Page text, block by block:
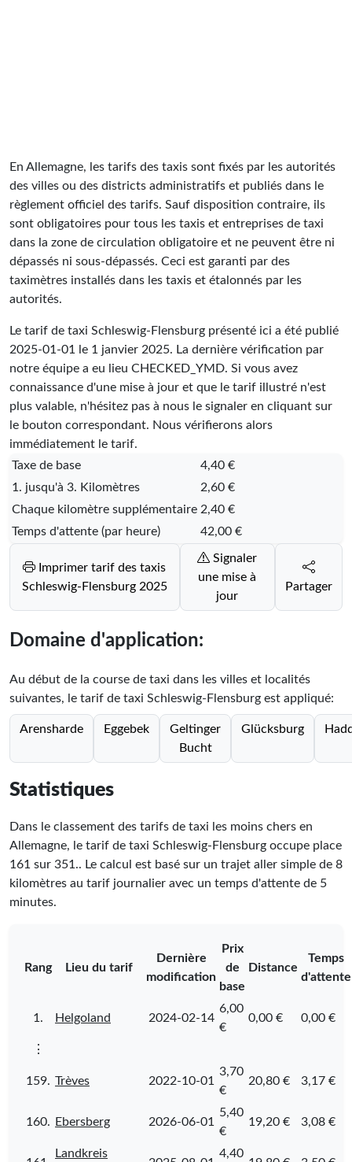
En Allemagne, les tarifs des taxis sont fixés par les autorités
des villes ou des districts administratifs et publiés dans le
règlement officiel des tarifs. Sauf disposition contraire, ils
sont obligatoires pour tous les taxis et entreprises de taxi
dans la zone de circulation obligatoire et ne peuvent être ni
dépassés ni sous-dépassés. Ceci est garanti par des
taximètres installés dans les taxis et étalonnés par les
autorités.
Le tarif de taxi Schleswig-Flensburg présenté ici a été publié
2025-01-01
le 1 janvier 2025. La dernière vérification par
notre équipe a eu lieu CHECKED_YMD. Si vous avez
connaissance d'une mise à jour et que le tarif illustré n'est
plus valable, n'hésitez pas à nous le signaler en cliquant sur
le bouton correspondant. Nous vérifierons alors
immédiatement le tarif.
Taxe de base
4,40 €
1. jusqu'à 3. Kilomètres
2,60 €
Chaque kilomètre supplémentaire 2,40 €
Temps d'attente (par heure)
42,00 €
Schleswig-Flensburg 2025
Signaler
une mise à
jour
Partager
Domaine d'application:
Au début de la course de taxi dans les villes et localités
suivantes, le tarif de taxi Schleswig-Flensburg est appliqué:
Arensharde Eggebek
Geltinger
Bucht
Glücksburg
Statistiques
Dans le classement des tarifs de taxi les moins chers en
Allemagne, le tarif de taxi Schleswig-Flensburg occupe place
161 sur 351.. Le calcul est basé sur un trajet aller simple de 8
kilomètres au tarif journalier avec un temps d'attente de 5
minutes.
Rang Lieu du tarif
Dernière
modification
Prix
de
base
Distance
Temps
d'attente
1. Helgoland 2024-02-14
6,00
€
0,00 € 0,00 €
⋮
159. Trèves 2022-10-01
3,70
€
20,80 € 3,17 €
160. Ebersberg 2026-06-01
5,40
€
19,20 € 3,08 €
Landkreis 4,40